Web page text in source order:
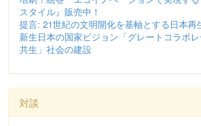
スタイル』販売中！
提言: 21世紀の文明開化を基軸とする日本再
新生日本の国家ビジョン「グレートコラボ
共生」社会の建設
対談